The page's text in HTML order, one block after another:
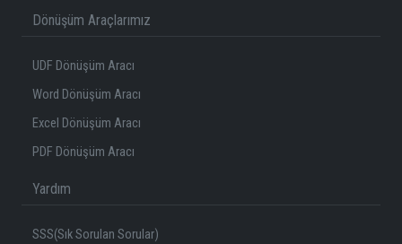
Dönüşüm Araçlarımız
UDF Dönüşüm Aracı
Word Dönüşüm Aracı
Excel Dönüşüm Aracı
PDF Dönüşüm Aracı
Yardım
SSS(Sık Sorulan Sorular)